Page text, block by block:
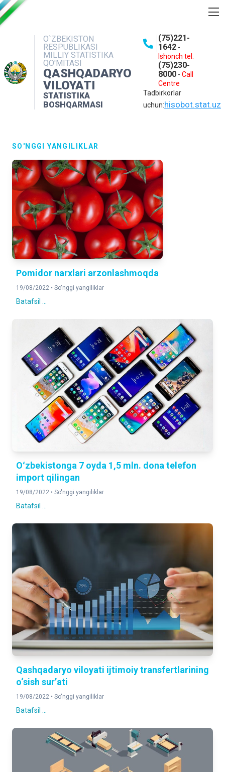
O`ZBEKISTON
RESPUBLIKASI
MILLIY STATISTIKA
QO'MITASI
QASHQADARYO
VILOYATI
STATISTIKA
BOSHQARMASI
(75)221-
1642 -
Ishonch tel.
(75)230-
8000 - Call
Centre
Tadbirkorlar
uchun:hisobot.stat.uz
OCHIQ MA'LUMOTLAR
NASHRLAR
INTERAKTIV XIZMATLAR
MATBUOT XIZMATI
SO'NGGI YANGILIKLAR
Pomidor narxlari arzonlashmoqda
19/08/2022 • So'nggi yangiliklar
Batafsil ...
Oʻzbekistonga 7 oyda 1,5 mln. dona telefon
import qilingan
19/08/2022 • So'nggi yangiliklar
Batafsil ...
Qashqadaryo viloyati ijtimoiy transfertlarining
o‘sish sur’ati
19/08/2022 • So'nggi yangiliklar
Batafsil ...